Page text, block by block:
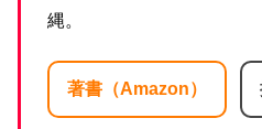
縄。
著書（Amazon）